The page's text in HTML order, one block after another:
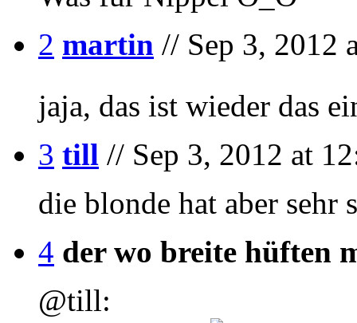
2 martin // Sep 3, 2012
jaja, das ist wieder das
3 till // Sep 3, 2012 at
die blonde hat aber sehr
4 der wo breite hüften
@till: